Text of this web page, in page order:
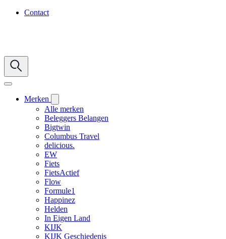
Contact
Merken
Alle merken
Beleggers Belangen
Bigtwin
Columbus Travel
delicious.
EW
Fiets
FietsActief
Flow
Formule1
Happinez
Helden
In Eigen Land
KIJK
KIJK Geschiedenis